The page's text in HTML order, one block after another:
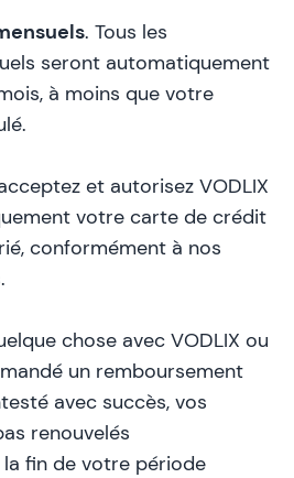
. Tous les
seront automatiquement
à moins que votre
et autorisez VODLIX
votre carte de crédit
conformément à nos
chose avec VODLIX ou
un remboursement
avec succès, vos
renouvelés
fin de votre période